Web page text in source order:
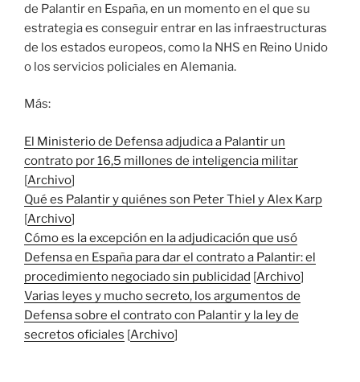
de Palantir en España, en un momento en el que su
estrategia es conseguir entrar en las infraestructuras
de los estados europeos, como la NHS en Reino Unido
o los servicios policiales en Alemania.
Más:
El Ministerio de Defensa adjudica a Palantir un
contrato por 16,5 millones de inteligencia militar
[Archivo]
Qué es Palantir y quiénes son Peter Thiel y Alex Karp
[Archivo]
Cómo es la excepción en la adjudicación que usó
Defensa en España para dar el contrato a Palantir: el
procedimiento negociado sin publicidad [Archivo]
Varias leyes y mucho secreto, los argumentos de
Defensa sobre el contrato con Palantir y la ley de
secretos oficiales [Archivo]